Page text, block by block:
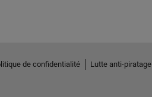
de confidentialité Lutte anti-piratage